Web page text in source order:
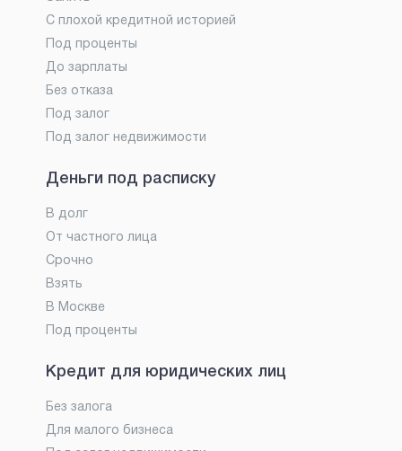
С плохой кредитной историей
Под проценты
До зарплаты
Без отказа
Под залог
Под залог недвижимости
Деньги под расписку
В долг
От частного лица
Срочно
Взять
В Москве
Под проценты
Кредит для юридических лиц
Без залога
Для малого бизнеса